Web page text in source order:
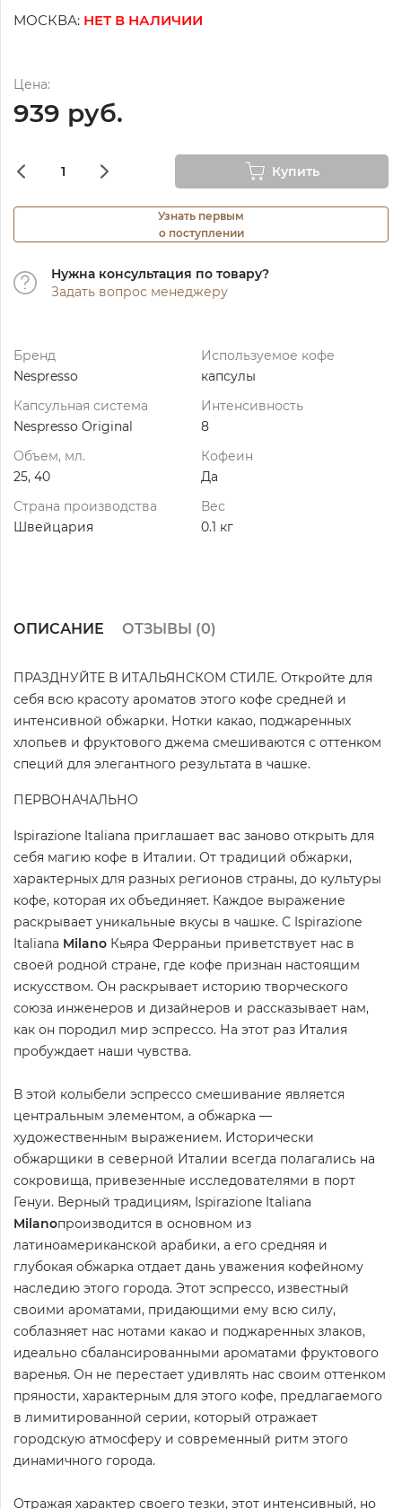
МОСКВА: НЕТ В НАЛИЧИИ
Цена:
939 руб.
Купить
Узнать первым
о поступлении
Нужна консультация по товару?
Задать вопрос менеджеру
Бренд
Nespresso
Используемое кофе
капсулы
Капсульная система
Nespresso Original
Интенсивность
8
Объем, мл.
25, 40
Кофеин
Да
Страна производства
Швейцария
Вес
0.1 кг
ОПИСАНИЕ ОТЗЫВЫ (0)
ПРАЗДНУЙТЕ В ИТАЛЬЯНСКОМ СТИЛЕ. Откройте для
себя всю красоту ароматов этого кофе средней и
интенсивной обжарки. Нотки какао, поджаренных
хлопьев и фруктового джема смешиваются с оттенком
специй для элегантного результата в чашке.
ПЕРВОНАЧАЛЬНО
Ispirazione Italiana приглашает вас заново открыть для
себя магию кофе в Италии. От традиций обжарки,
характерных для разных регионов страны, до культуры
кофе, которая их объединяет. Каждое выражение
раскрывает уникальные вкусы в чашке. С Ispirazione
Italiana Milano Кьяра Ферраньи приветствует нас в
своей родной стране, где кофе признан настоящим
искусством. Он раскрывает историю творческого
союза инженеров и дизайнеров и рассказывает нам,
как он породил мир эспрессо. На этот раз Италия
пробуждает наши чувства.
В этой колыбели эспрессо смешивание является
центральным элементом, а обжарка —
художественным выражением. Исторически
обжарщики в северной Италии всегда полагались на
сокровища, привезенные исследователями в порт
Генуи. Верный традициям, Ispirazione Italiana
Milanoпроизводится в основном из
латиноамериканской арабики, а его средняя и
глубокая обжарка отдает дань уважения кофейному
наследию этого города. Этот эспрессо, известный
своими ароматами, придающими ему всю силу,
соблазняет нас нотами какао и поджаренных злаков,
идеально сбалансированными ароматами фруктового
варенья. Он не перестает удивлять нас своим оттенком
пряности, характерным для этого кофе, предлагаемого
в лимитированной серии, который отражает
городскую атмосферу и современный ритм этого
динамичного города.
Отражая характер своего тезки, этот интенсивный, но